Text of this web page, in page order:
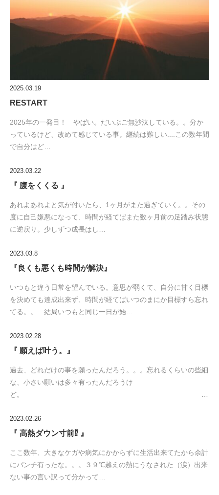
2025.03.19
RESTART
2025年の一発目！ やばい。だいぶご無沙汰している。。分か
っているけど、改めて感じている事。継続は難しい....この数年間
で自分はど…
2023.03.22
『 腹をくくる 』
あれよあれよと気が付いたら、1ヶ月がまた過ぎていく。。その
度に自己嫌悪になって、時間が経てばまた数ヶ月前の足踏み状態
に逆戻り。少しずつ成長はし…
2023.03.8
『良くも悪くも時間が解決』
いつもと違う日常を望んでいる。意思が弱くて、自分に甘く目標
を決めても達成出来ず、時間が経てばいつのまにか目標すら忘れ
てる。。 結局いつもと同じ一日が始…
2023.02.28
『 願えば叶う。』
過去、どれだけの事を願ったんだろう。。。忘れるくらいの些細
な、小さい願いは多々有ったんだろうけ
ど。 …
2023.02.26
『 高熱ダウン寸前⁉ 』
ここ数年、大きなケガや病気にかからずに生活出来てたから余計
にパンチ有ったな。。。３９℃越えの熱にうなされた（涙）出来
ない事の言い訳って分かって…